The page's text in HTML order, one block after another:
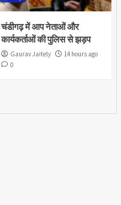
चंडीगढ़ में आप नेताओं और
कार्यकर्ताओं की पुलिस से झड़प
Gaurav Jaitely
14 hours ago
0